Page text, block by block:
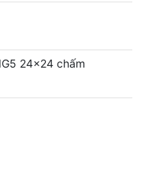
24x24 chấm